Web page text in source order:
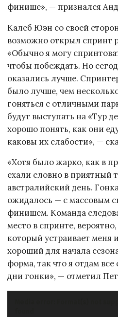
финише», — признался
Калеб Юэн со своей
возможно открыл спринт
«Обычно я могу
чтобы побеждать. Но
оказались лучше.
было лучше, чем
гоняться с отличными
будут выступать на «Тур
хорошо понять, как они
каковы их слабости», —
«Хотя было жарко, как в
ехали словно в приятный
австралийский день.
ожидалось — с массовым
финишем. Команда
место в спринте, вероятно,
который устраивает меня
хороший для начала
форма, так что я отдам
дни гонки», — отметил